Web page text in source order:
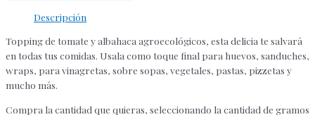
Descripción
Topping de tomate y albahaca agroecológicos, esta delicia te salvará
en todas tus comidas. Usala como toque final para huevos, sanduches,
wraps, para vinagretas, sobre sopas, vegetales, pastas, pizzetas y
mucho más.
Compra la cantidad que quieras, seleccionando la cantidad de gramos